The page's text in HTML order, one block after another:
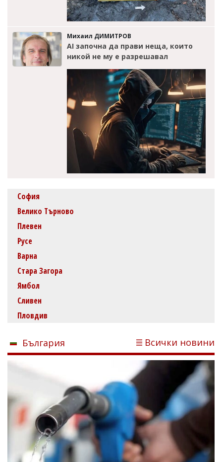
Михаил ДИМИТРОВ
AI започна да прави неща, които
никой не му е разрешавал
София
Велико Търново
Плевен
Русе
Варна
Стара Загора
Ямбол
Сливен
Пловдив
България Всички новини